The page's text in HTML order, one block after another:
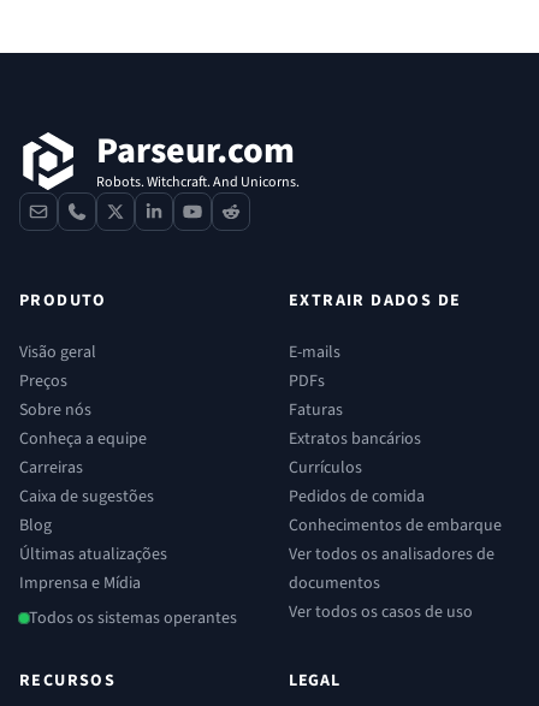
Parseur.com
Robots. Witchcraft. And Unicorns.
contactphone
x linkedinyoutube
reddit
PRODUTO
Visão geral
Preços
Sobre nós
Conheça a equipe
Carreiras
Caixa de sugestões
Blog
Últimas atualizações
Imprensa e Mídia
Todos os sistemas operantes
EXTRAIR DADOS DE
E-mails
PDFs
Faturas
Extratos bancários
Currículos
Pedidos de comida
Conhecimentos de embarque
Ver todos os analisadores de
documentos
Ver todos os casos de uso
RECURSOS LEGAL